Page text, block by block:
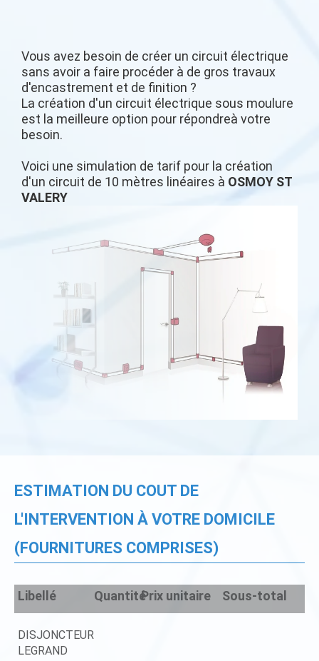
Vous avez besoin de créer un circuit électrique
sans avoir a faire procéder à de gros travaux
d'encastrement et de finition ?
La création d'un circuit électrique sous moulure
est la meilleure option pour répondreà votre
besoin.
Voici une simulation de tarif pour la création
d'un circuit de 10 mètres linéaires à OSMOY ST
VALERY
ESTIMATION DU COUT DE
L'INTERVENTION À VOTRE DOMICILE
(FOURNITURES COMPRISES)
Libellé QuantitéPrix unitaire Sous-total
DISJONCTEUR
LEGRAND